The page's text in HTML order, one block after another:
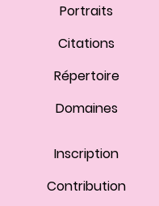
Portraits
Citations
Répertoire
Domaines
Inscription
Contribution